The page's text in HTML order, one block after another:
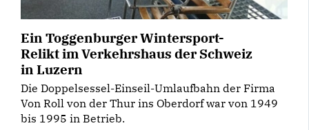
Ein Toggenburger Wintersport-
Relikt im Verkehrshaus der Schweiz
in Luzern
Die Doppelsessel-Einseil-Umlaufbahn der Firma
Von Roll von der Thur ins Oberdorf war von 1949
bis 1995 in Betrieb.